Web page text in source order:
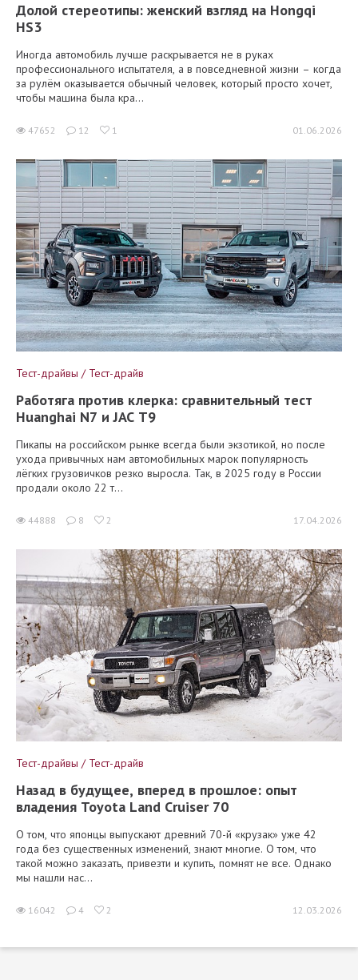
Долой стереотипы: женский взгляд на Hongqi
HS3
Иногда автомобиль лучше раскрывается не в руках
профессионального испытателя, а в повседневной жизни – когда
за рулём оказывается обычный человек, который просто хочет,
чтобы машина была кра...
47652 12 1 01.06.2026
Тест-драйвы / Тест-драйв
Работяга против клерка: сравнительный тест
Huanghai N7 и JAC T9
Пикапы на российском рынке всегда были экзотикой, но после
ухода привычных нам автомобильных марок популярность
лёгких грузовичков резко выросла. Так, в 2025 году в России
продали около 22 т...
44888 8 2 17.04.2026
Тест-драйвы / Тест-драйв
Назад в будущее, вперед в прошлое: опыт
владения Toyota Land Cruiser 70
О том, что японцы выпускают древний 70-й «крузак» уже 42
года без существенных изменений, знают многие. О том, что
такой можно заказать, привезти и купить, помнят не все. Однако
мы нашли нас...
16042 4 2 12.03.2026